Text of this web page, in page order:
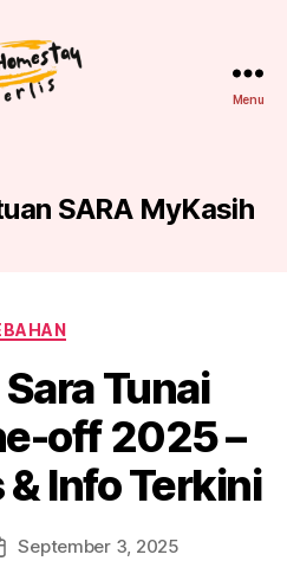
Menu
SARA MyKasih
Categories
Tunai
off 2025 –
& Info Terkini
September 3, 2025